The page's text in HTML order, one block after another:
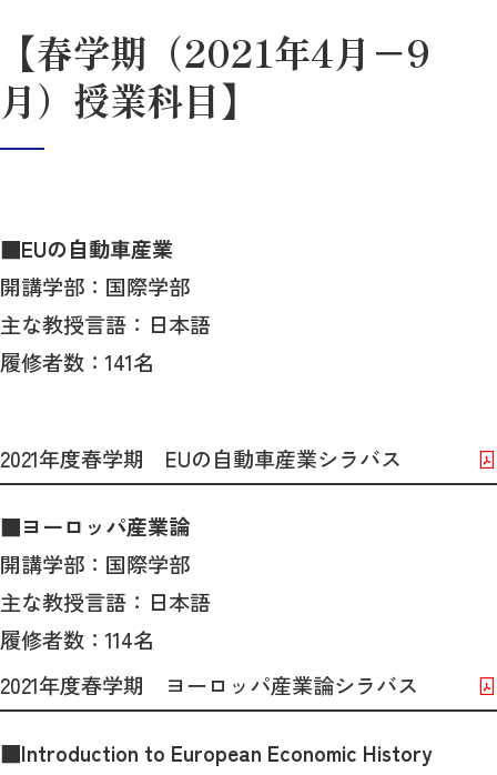
【春学期（2021年4月－9
月）授業科目】
■EUの自動車産業
開講学部：国際学部
主な教授言語：日本語
履修者数：141名
2021年度春学期 EUの自動車産業シラバス
■ヨーロッパ産業論
開講学部：国際学部
主な教授言語：日本語
履修者数：114名
2021年度春学期 ヨーロッパ産業論シラバス
■Introduction to European Economic History